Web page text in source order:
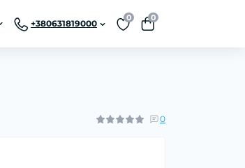
+380631819000
0 0
0